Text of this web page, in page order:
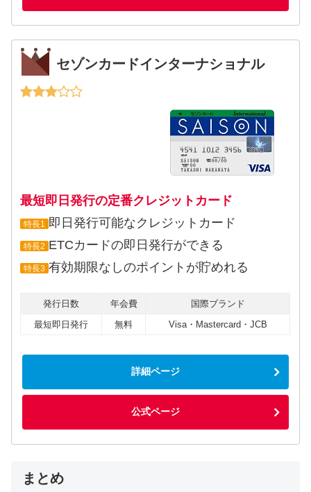
セゾンカードインターナショナル
最短即日発行の定番クレジットカード
特長1 即日発行可能なクレジットカード
特長2 ETCカードの即日発行ができる
特長3 有効期限なしのポイントが貯めれる
発行日数 年会費
国際ブランド
最短即日発行
無料 Visa・Mastercard・JCB
詳細ページ
公式ページ
まとめ